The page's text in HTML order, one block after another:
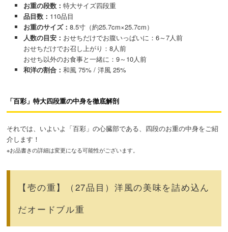
お重の段数： 特大サイズ四段重
品目数： 110品目
お重のサイズ： 8.5寸（約25.7cm×25.7cm）
人数の目安： おせちだけでお腹いっぱいに：6～7人前
おせちだけでお召し上がり：8人前
おせち以外のお食事と一緒に：9～10人前
和洋の割合： 和風 75% / 洋風 25%
「百彩」特大四段重の中身を徹底解剖
それでは、いよいよ「百彩」の心臓部である、四段のお重の中身をご紹
介します！
※お品書きの詳細は変更になる可能性がございます。
【壱の重】（27品目）洋風の美味を詰め込ん
だオードブル重